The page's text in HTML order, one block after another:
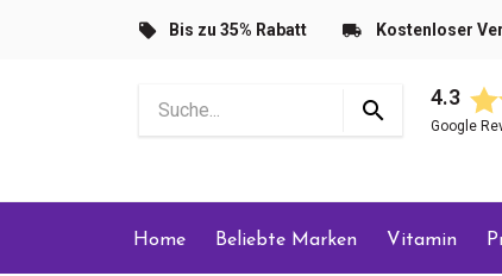
Bis zu 35% Rabatt Kostenloser
4.3
Google
Home Beliebte Marken Vitamin